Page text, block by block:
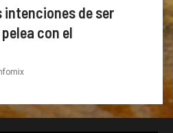
intenciones de ser
con el